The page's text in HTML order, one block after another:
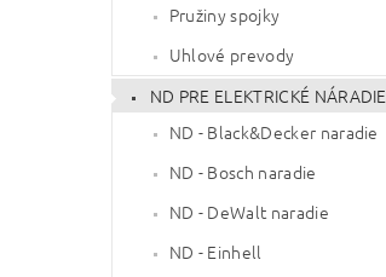
Pružiny spojky
Uhlové prevody
ND PRE ELEKTRICKÉ NÁRADIE
ND - Black&Decker naradie
ND - Bosch naradie
ND - DeWalt naradie
ND - Einhell